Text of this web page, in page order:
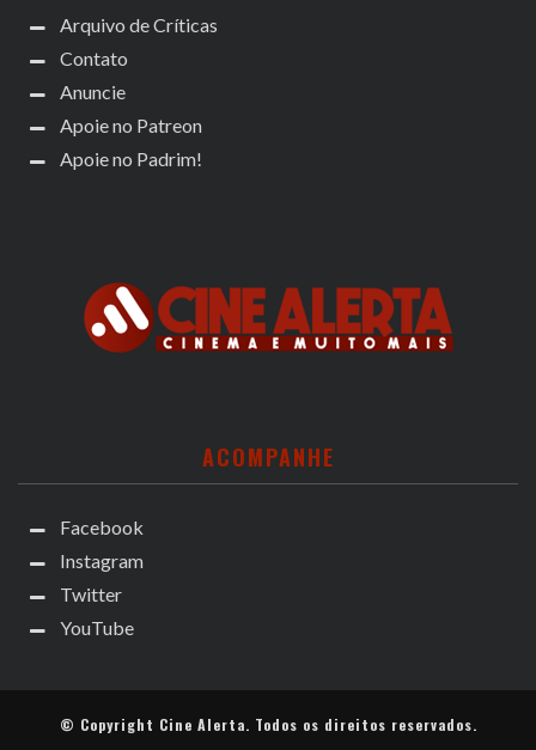
Arquivo de Críticas
Contato
Anuncie
Apoie no Patreon
Apoie no Padrim!
ACOMPANHE
Facebook
Instagram
Twitter
YouTube
© Copyright Cine Alerta. Todos os direitos reservados.